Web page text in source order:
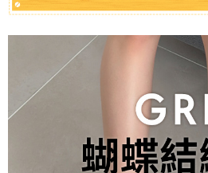
7-11取貨付款
每筆NT$70，滿NT$999(含以上)免運費
付款後7-11取貨
每筆NT$70，滿NT$999(含以上)免運費
黑貓宅急便
每筆NT$70，滿NT$999(含以上)免運費